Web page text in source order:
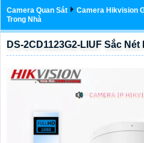
Camera Quan Sát Camera Hikvision
Trong Nhà
DS-2CD1123G2-LIUF Sắc